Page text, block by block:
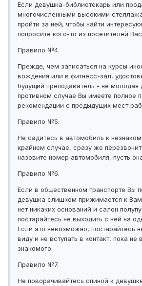
Если девушка-библиотекарь или
многочисленными высокими
пройти за ней, чтобы найти
попросите кого-то из посетителей
Правило №4.
Прежде, чем записаться на курсы
вождения или в фитнесс-зал,
будущий преподаватель - не молодая
противном случае Вы имеете полное
рекомендации с предыдущих мест
Правило №5.
Не садитесь в автомобиль к
крайнем случае, сразу же
назовите номер автомобиля, пусть
Правило №6.
Если в общественном транспорте Вы
девушка слишком прижимается к Вам
нет никаких оснований и салон
постарайтесь не выходить с ней на
Если это невозможно, постарайтесь
виду и не вступать в контакт, пока не
знакомого.
Правило №7.
Не поворачивайтесь спиной к